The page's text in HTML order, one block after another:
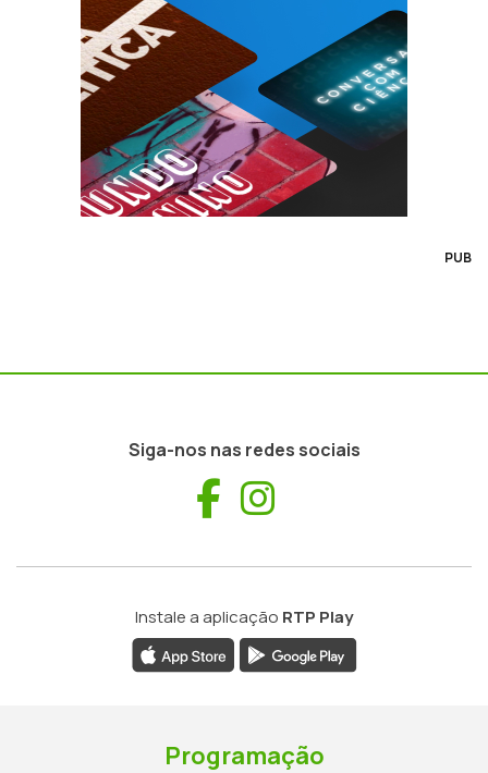
PUB
Siga-nos nas redes sociais
Facebook
Instale a aplicação RTP Play
Programação